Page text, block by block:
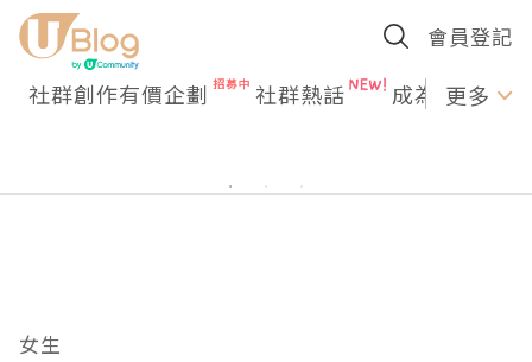
會員登記
社群創作有價企劃 社群熱話 成為U更多
女生